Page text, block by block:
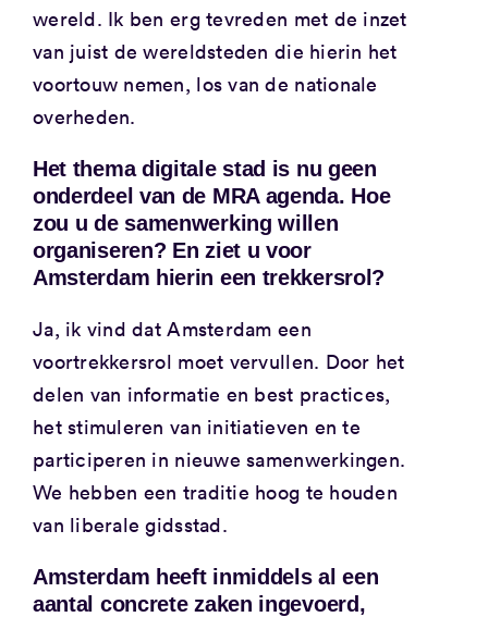
wereld. Ik ben erg tevreden met de inzet
van juist de wereldsteden die hierin het
voortouw nemen, los van de nationale
overheden.
Het thema digitale stad is nu geen
onderdeel van de MRA agenda. Hoe
zou u de samenwerking willen
organiseren? En ziet u voor
Amsterdam hierin een trekkersrol?
Ja, ik vind dat Amsterdam een
voortrekkersrol moet vervullen. Door het
delen van informatie en best practices,
het stimuleren van initiatieven en te
participeren in nieuwe samenwerkingen.
We hebben een traditie hoog te houden
van liberale gidsstad.
Amsterdam heeft inmiddels al een
aantal concrete zaken ingevoerd,